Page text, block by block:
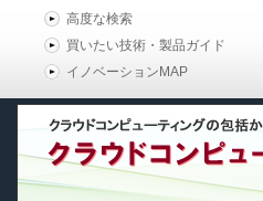
高度な検索
買いたい技術・製品ガイド
イノベーションMAP